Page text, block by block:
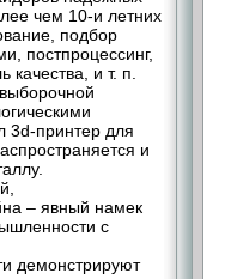
чем 10-и летних
подбор
постпроцессинг,
и т. п.
3d-принтер для
и
– ​явный намек
с
демонстрируют